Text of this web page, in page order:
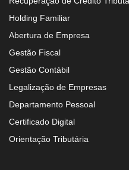
Holding Familiar
Abertura de Empresa
Gestão Fiscal
Gestão Contábil
Legalização de Empresas
Departamento Pessoal
Certificado Digital
Orientação Tributária